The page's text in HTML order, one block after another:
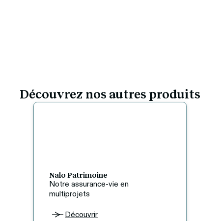
Découvrez nos autres produits
Nalo Patrimoine
Notre assurance-vie en
multiprojets
Découvrir